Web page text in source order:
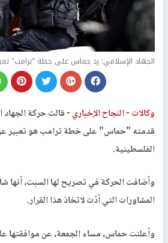
الجهاد الإسلامي: رد حماس على خطة "ترامب"
وكالات -النجاح الإخباري -قالت حركة الجهاد
قدمته "حماس" على خطة ترامب هو تعبير
الفلسطينية.
وأضافت الحركة في تصريح لها السبت، أنها
المشاورات التي أدّت لاتخاذ هذا القرار.
وأعلنت حماس، مساء الجمعة، عن موافقتها